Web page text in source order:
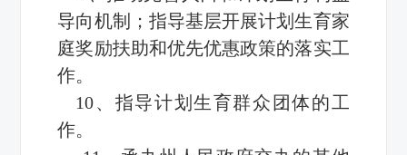
导向机制；指导基层开展计划生育家
庭奖励扶助和优先优惠政策的落实工
作。
10、指导计划生育群众团体的工
作。